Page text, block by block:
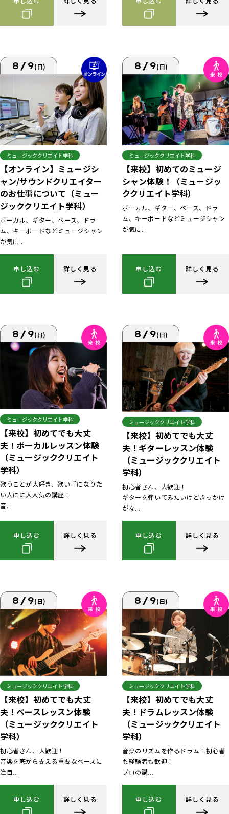
8/9(日)
ミュージッククリエイト学科
【オンライン】ミュージシ
ャン/サウンドクリエイター
のお仕事について（ミュー
ジッククリエイト学科）
ボーカル、ギター、ベース、ドラ
ム、キーボードなどミュージシャン
が気に...
申し込む 詳しく見る
8/9(日)
ミュージッククリエイト学科
【来校】初めてのミュージ
シャン体験！（ミュージッ
ククリエイト学科）
ボーカル、ギター、ベース、ドラ
ム、キーボードなどミュージシャン
が気に...
申し込む 詳しく見る
8/9(日)
ミュージッククリエイト学科
【来校】初めてでも大丈
夫！ボーカルレッスン体験
（ミュージッククリエイト
学科）
歌うことが大好き、歌い手になりた
い人にに大人気の講座！
音...
申し込む 詳しく見る
8/9(日)
ミュージッククリエイト学科
【来校】初めてでも大丈
夫！ギターレッスン体験
（ミュージッククリエイト
学科）
初心者さん、大歓迎！
ギターを弾いてみたいけどきっかけ
がな...
申し込む 詳しく見る
8/9(日)
ミュージッククリエイト学科
【来校】初めてでも大丈
夫！ベースレッスン体験
（ミュージッククリエイト
学科）
初心者さん、大歓迎！
音楽を底から支える重要なベースに
注目...
申し込む 詳しく見る
8/9(日)
ミュージッククリエイト学科
【来校】初めてでも大丈
夫！ドラムレッスン体験
（ミュージッククリエイト
学科）
音楽のリズムを作るドラム！初心者
も経験者も歓迎！
プロの講...
申し込む 詳しく見る